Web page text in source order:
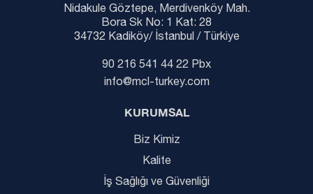
Nidakule Göztepe, Merdivenköy Mah.
Bora Sk No: 1 Kat: 28
34732 Kadiköy/ İstanbul / Türkiye
90 216 541 44 22 Pbx
info@mcl-turkey.com
KURUMSAL
Biz Kimiz
Kalite
İş Sağlığı ve Güvenliği